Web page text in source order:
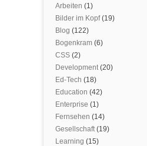
Arbeiten (1)
Bilder im Kopf(19)
Blog (122)
Bogenkram (6)
CSS (2)
Development(20)
Ed-Tech (18)
Education (42)
Enterprise (1)
Fernsehen (14)
Gesellschaft(19)
Learning (15)